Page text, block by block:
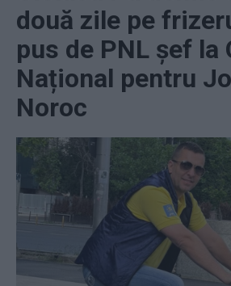
două zile pe
pus de PNL șef la
Național pentru
Noroc